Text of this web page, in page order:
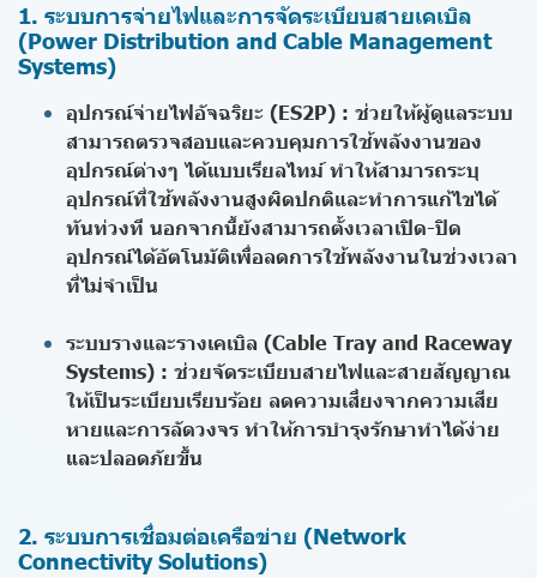
1. ระบบการจ่ายไฟและการจัดระเบียบสายเคเบิล
(Power Distribution and Cable Management
Systems)
อุปกรณ์จ่ายไฟอัจฉริยะ (ES2P) : ช่วยให้ผู้ดูแลระบบ
สามารถตรวจสอบและควบคุมการใช้พลังงานของ
อุปกรณ์ต่างๆ ได้แบบเรียลไทม์ ทำให้สามารถระบุ
อุปกรณ์ที่ใช้พลังงานสูงผิดปกติและทำการแก้ไขได้
ทันท่วงที นอกจากนี้ยังสามารถตั้งเวลาเปิด-ปิด
อุปกรณ์ได้อัตโนมัติเพื่อลดการใช้พลังงานในช่วงเวลา
ที่ไม่จำเป็น
ระบบรางและรางเคเบิล (Cable Tray and Raceway
Systems) : ช่วยจัดระเบียบสายไฟและสายสัญญาณ
ให้เป็นระเบียบเรียบร้อย ลดความเสี่ยงจากความเสีย
หายและการลัดวงจร ทำให้การบำรุงรักษาทำได้ง่าย
และปลอดภัยขึ้น
2. ระบบการเชื่อมต่อเครือข่าย (Network
Connectivity Solutions)